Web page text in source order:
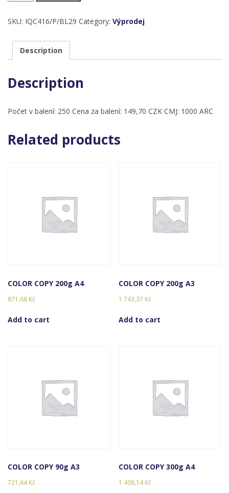
160g
pastelová
světle
modrá
quantity
SKU: IQC416/P/BL29 Category: Výprodej
Description
Description
Počet v balení: 250 Cena za balení: 149,70 CZK CMJ: 1000 ARC
Related products
COLOR COPY 200g A4
871,68 Kč
Add to cart
COLOR COPY 200g A3
1 743,37 Kč
Add to cart
COLOR COPY 90g A3
721,64Kč
COLOR COPY 300g A4
1 406,14Kč